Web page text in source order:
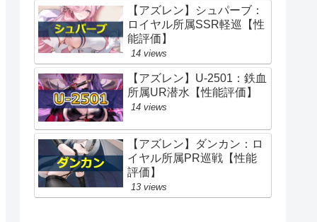
【アズレン】シュパーブ：
ロイヤル所属SSR軽巡【性
能評価】
14 views
【アズレン】U-2501：鉄血
所属UR潜水【性能評価】
14 views
【アズレン】ダンカン：ロ
イヤル所属PR巡戦【性能
評価】
13 views